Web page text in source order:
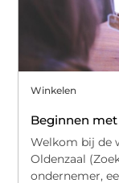
Winkelen
Beginnen
Welkom bij de
Oldenzaal
ondernemer,